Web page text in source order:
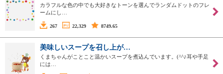
カラフルな色の中でも大好きなトーンを選んでランダムドットのフレ
ームにし…
267 22,329 8749.65
美味しいスープを召し上が…
くまちゃんがことこと温かいスープを煮込んでいます。(^^♪耳や手足
には…